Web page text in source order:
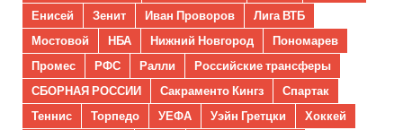
Енисей
Зенит Иван Проворов
Лига ВТБ
Мостовой
НБА Нижний Новгород
Пономарев
Промес
РФС Ралли
Российские трансферы
СБОРНАЯ РОССИИ
Сакраменто Кингз
Спартак
Теннис
Торпедо УЕФА Уэйн Гретцки
Хоккей